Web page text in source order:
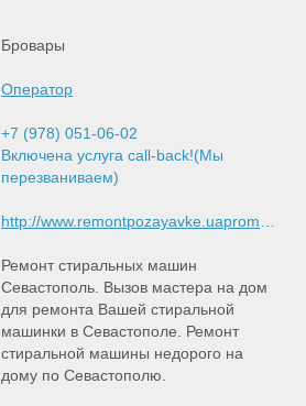
Бровары
Оператор
+7 (978) 051-06-02
Включена услуга call-back!(Мы
перезваниваем)
Ремонт стиральных машин
Севастополь. Вызов мастера на дом
для ремонта Вашей стиральной
машинки в Севастополе. Ремонт
стиральной машины недорого на
дому по Севастополю.